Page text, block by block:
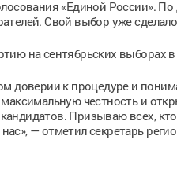
«Единой России».
Свой выбор уже
на сентябрьских выборах
доверии к процедуре и
честность и
Призываю всех,
— отметил секретарь